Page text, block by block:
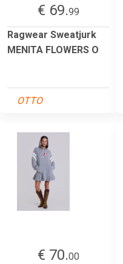
€ 69.99
Ragwear Sweatjurk
MENITA FLOWERS O
OTTO
€ 70.00